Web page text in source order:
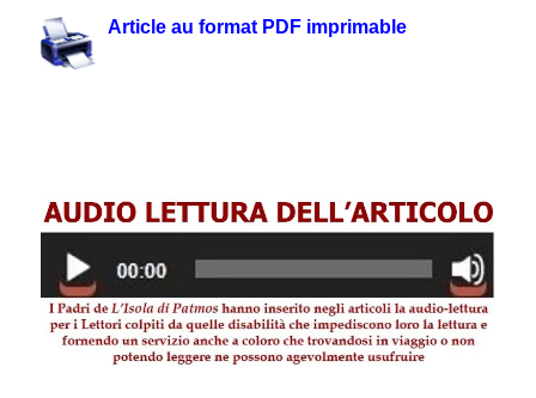
Article au format PDF imprimable